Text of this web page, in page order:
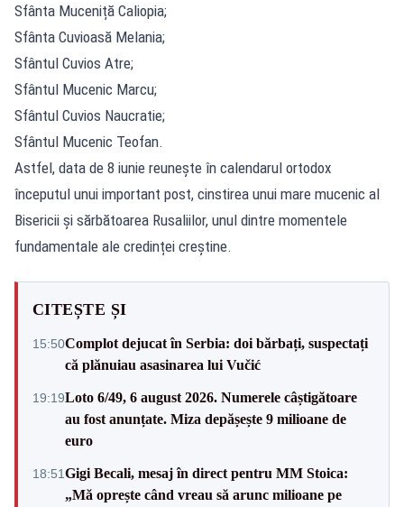
Sfânta Muceniță Caliopia;
Sfânta Cuvioasă Melania;
Sfântul Cuvios Atre;
Sfântul Mucenic Marcu;
Sfântul Cuvios Naucratie;
Sfântul Mucenic Teofan.
Astfel, data de 8 iunie reunește în calendarul ortodox
începutul unui important post, cinstirea unui mare mucenic al
Bisericii și sărbătoarea Rusaliilor, unul dintre momentele
fundamentale ale credinței creștine.
CITEȘTE ȘI
15:50Complot dejucat în Serbia: doi bărbați, suspectați
că plănuiau asasinarea lui Vučić
19:19Loto 6/49, 6 august 2026. Numerele câștigătoare
au fost anunțate. Miza depășește 9 milioane de
euro
18:51Gigi Becali, mesaj în direct pentru MM Stoica:
„Mă oprește când vreau să arunc milioane pe